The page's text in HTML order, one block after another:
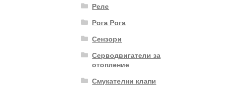
Реле
Рога Рога
Сензори
Серводвигатели за
отопление
Смукателни клапи